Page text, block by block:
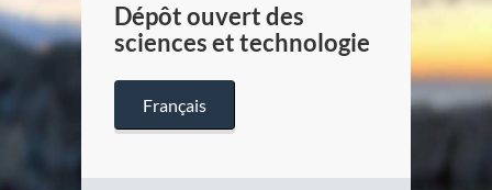
Dépôt ouvert des
sciences et technologie
Français